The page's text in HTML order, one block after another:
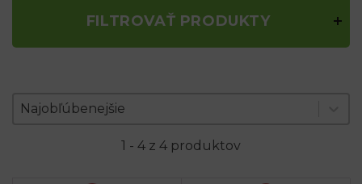
FILTROVAŤ PRODUKTY
Zoradenie produktov
Sort content
Najobľúbenejšie
Sort content
1 - 4 z 4 produktov